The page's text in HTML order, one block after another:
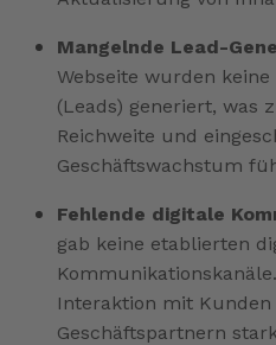
Mangelnde Lead-
Webseite wurden
(Leads) generiert, was
Reichweite und
Geschäftswachstum
Fehlende digitale
gab keine etablierten
Interaktion mit
Geschäftspartnern